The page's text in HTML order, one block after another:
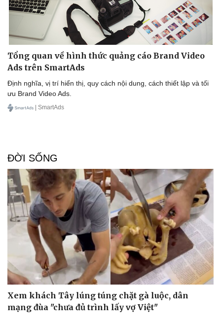
Sức khỏe
Đời sống
Tổng quan về hình thức quảng cáo Brand Video
Ads trên SmartAds
Định nghĩa, vị trí hiển thị, quy cách nội dung, cách thiết lập và tối
ưu Brand Video Ads.
| SmartAds
ĐỜI SỐNG
Xem khách Tây lúng túng chặt gà luộc, dân
mạng đùa "chưa đủ trình lấy vợ Việt"